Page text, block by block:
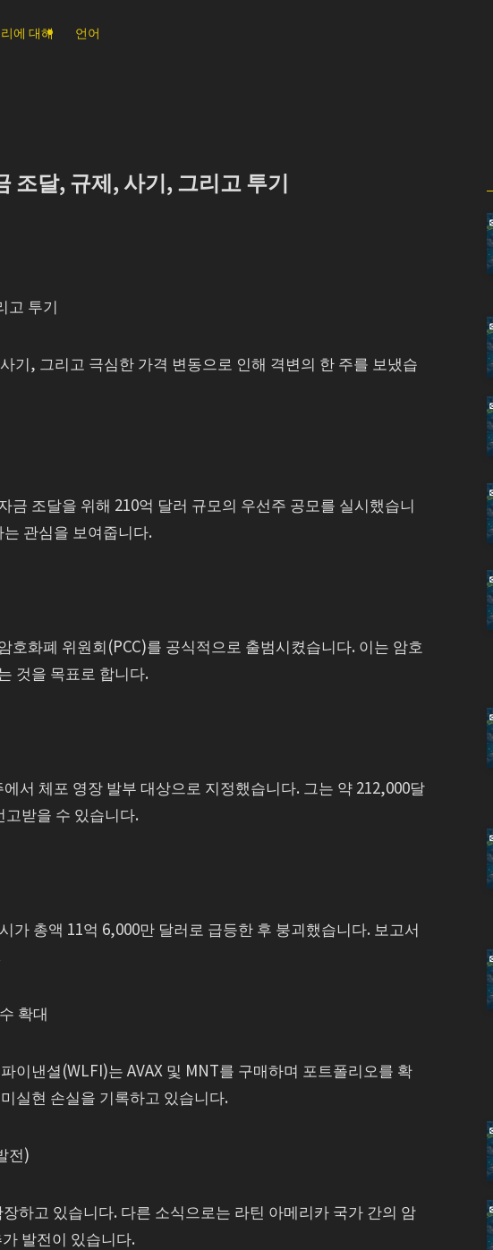
에 대해 언어
조달, 규제, 사기, 그리고 투기
고 투기
기, 그리고 극심한 가격 변동으로 인해 격변의 한 주를 보냈습
조달을 위해 210억 달러 규모의 우선주 공모를 실시했습니
관심을 보여줍니다.
화폐 위원회(PCC)를 공식적으로 출범시켰습니다. 이는 암호
것을 목표로 합니다.
서 체포 영장 발부 대상으로 지정했습니다. 그는 약 212,000달
받을 수 있습니다.
가 총액 11억 6,000만 달러로 급등한 후 붕괴했습니다. 보고서
확대
이낸셜(WLFI)는 AVAX 및 MNT를 구매하며 포트폴리오를 확
실현 손실을 기록하고 있습니다.
전)
하고 있습니다. 다른 소식으로는 라틴 아메리카 국가 간의 암
발전이 있습니다.